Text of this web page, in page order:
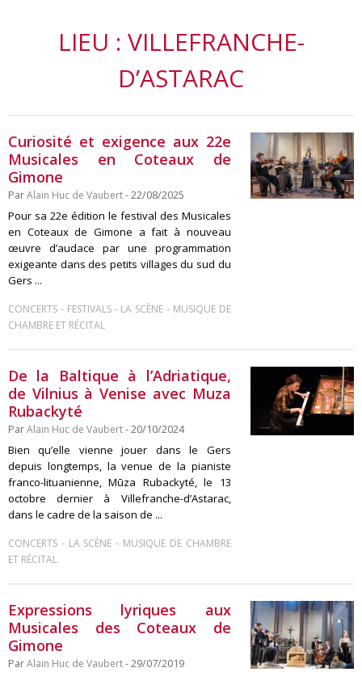
LIEU : VILLEFRANCHE-
D’ASTARAC
Curiosité et exigence aux 22e
Musicales en Coteaux de
Gimone
ParAlain Huc de Vaubert- 22/08/2025
Pour sa 22e édition le festival des Musicales
en Coteaux de Gimone a fait à nouveau
œuvre d’audace par une programmation
exigeante dans des petits villages du sud du
Gers ...
CONCERTS - FESTIVALS- LA SCÈNE - MUSIQUE DE
CHAMBRE ET RÉCITAL
De la Baltique à l’Adriatique,
de Vilnius à Venise avec Muza
Rubackyté
ParAlain Huc de Vaubert- 20/10/2024
Bien qu’elle vienne jouer dans le Gers
depuis longtemps, la venue de la pianiste
franco-lituanienne, Mūza Rubackyté, le 13
octobre dernier à Villefranche-d’Astarac,
dans le cadre de la saison de ...
CONCERTS - LA SCÈNE - MUSIQUE DE CHAMBRE
ET RÉCITAL
Expressions lyriques aux
Musicales des Coteaux de
Gimone
ParAlain Huc de Vaubert- 29/07/2019